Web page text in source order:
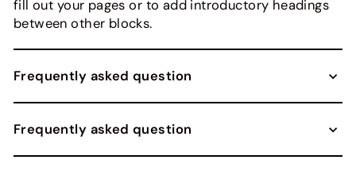
fill out your pages or to add introductory headings
between other blocks.
Frequently asked question
Frequently asked question